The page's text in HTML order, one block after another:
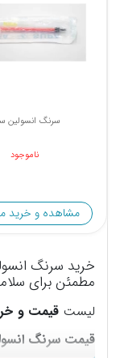
سرنگ انسولین
ناموجود
مشاهده و خرید
خرید سرنگ
مطمئن برای
لیست قیمت و
قیمت سرنگ